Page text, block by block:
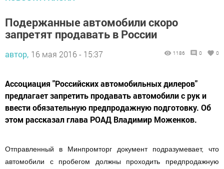
Подержанные автомобили скоро
запретят продавать в России
автор, 16 мая 2016 - 15:37 1186 0 0
Ассоциация "Российских автомобильных дилеров"
предлагает запретить продавать автомобили с рук и
ввести обязательную предпродажную подготовку. Об
этом рассказал глава РОАД Владимир Моженков.
Отправленный в Минпромторг документ подразумевает, что
автомобили с пробегом должны проходить предпродажную